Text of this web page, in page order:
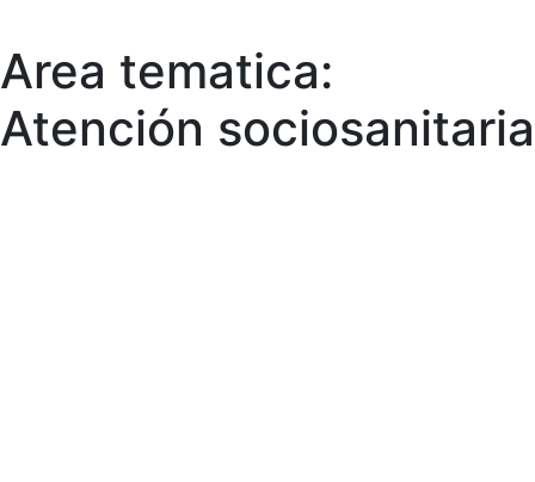
Skip
to
content
Area tematica:
Atención sociosanitaria